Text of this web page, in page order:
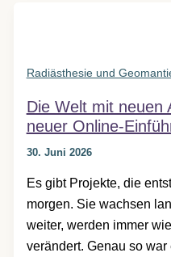
Radiästhesie und
Die Welt mit neuen
neuer Online-
30. Juni 2026
Es gibt Projekte, die
morgen. Sie wachsen
weiter, werden immer
verändert. Genau so